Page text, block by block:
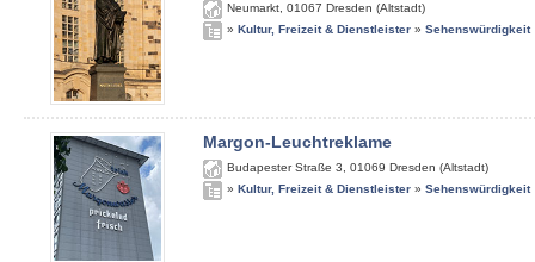
Neumarkt 01067 Dresden (Altstadt)
» Kultur, Freizeit & Dienstleister » Sehenswürdigkeit
Margon-Leuchtreklame
Budapester Straße 3 01069 Dresden (Altstadt)
» Kultur, Freizeit & Dienstleister » Sehenswürdigkeit